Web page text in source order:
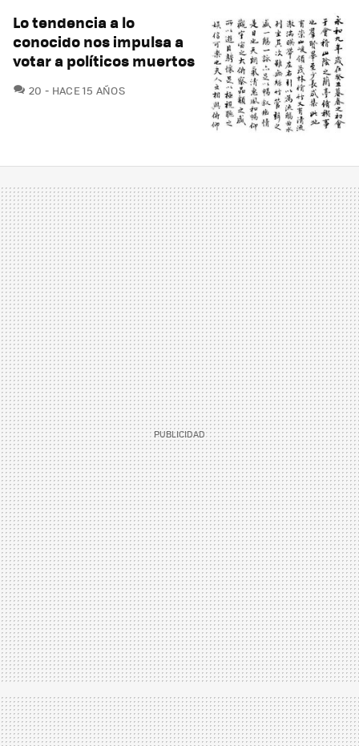
Lo tendencia a lo
conocido nos impulsa a
votar a políticos muertos
20 COMENTARIOS
HACE 15 AÑOS